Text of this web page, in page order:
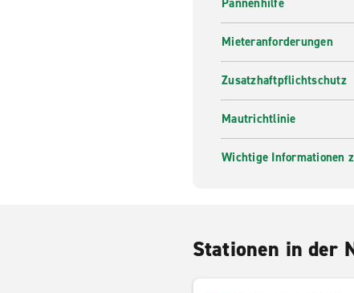
Pannenhilfe
Mieteranforderungen
Zusatzhaftpflichtschutz
Mautrichtlinie
Wichtige Informationen
Stationen in der